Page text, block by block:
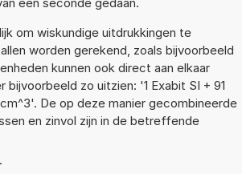
om wiskundige uitdrukkingen te
worden gerekend, zoals bijvoorbeeld
kunnen ook direct aan elkaar
zo uitzien: '1 Exabit SI + 91
De op deze manier gecombineerde
en zinvol zijn in de betreffende